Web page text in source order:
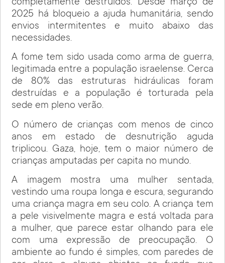
completamente destruídos. Desde março de
2025 há bloqueio a ajuda humanitária, sendo
envios intermitentes e muito abaixo das
necessidades.
A fome tem sido usada como arma de guerra,
legitimada entre a população israelense. Cerca
de 80% das estruturas hidráulicas foram
destruídas e a população é torturada pela
sede em pleno verão.
O número de crianças com menos de cinco
anos em estado de desnutrição aguda
triplicou. Gaza, hoje, tem o maior número de
crianças amputadas per capita no mundo.
A imagem mostra uma mulher sentada,
vestindo uma roupa longa e escura, segurando
uma criança magra em seu colo. A criança tem
a pele visivelmente magra e está voltada para
a mulher, que parece estar olhando para ele
com uma expressão de preocupação. O
ambiente ao fundo é simples, com paredes de